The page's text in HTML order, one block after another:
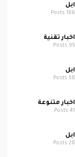
ابل
186
اخبار تقنية
95
ابل
58
اخبار متنوعة
41
ابل
26